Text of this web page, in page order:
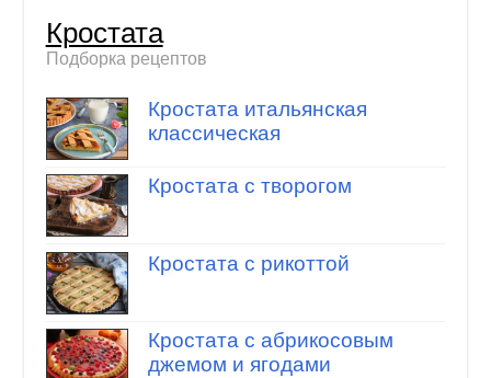
Кростата
Подборка рецептов
Кростата итальянская
классическая
Кростата с творогом
Кростата с рикоттой
Кростата с абрикосовым
джемом и ягодами